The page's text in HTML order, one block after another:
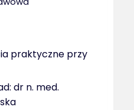
praktyczne przy
dr n. med.